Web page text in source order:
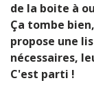
de la boite à
Ça tombe
propose une
nécessaires,
C'est parti !